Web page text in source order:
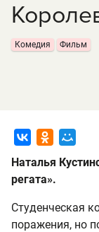
Комедия Фильм
Наталья
регата».
Студенческая
поражения, но